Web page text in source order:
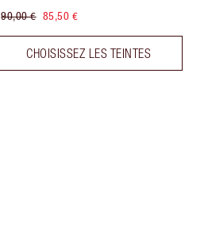
90,00 € 85,50 €
CHOISISSEZ LES TEINTES